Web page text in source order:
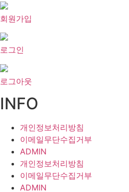
회원가입
로그인
로그아웃
INFO
개인정보처리방침
이메일무단수집거부
ADMIN
개인정보처리방침
이메일무단수집거부
ADMIN